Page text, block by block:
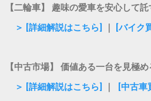
【二輪車】 趣味の愛車を安心して
＞ [詳細解説はこちら]
[バイク
【中古市場】 価値ある一台を見極
＞ [詳細解説はこちら]
[中古車